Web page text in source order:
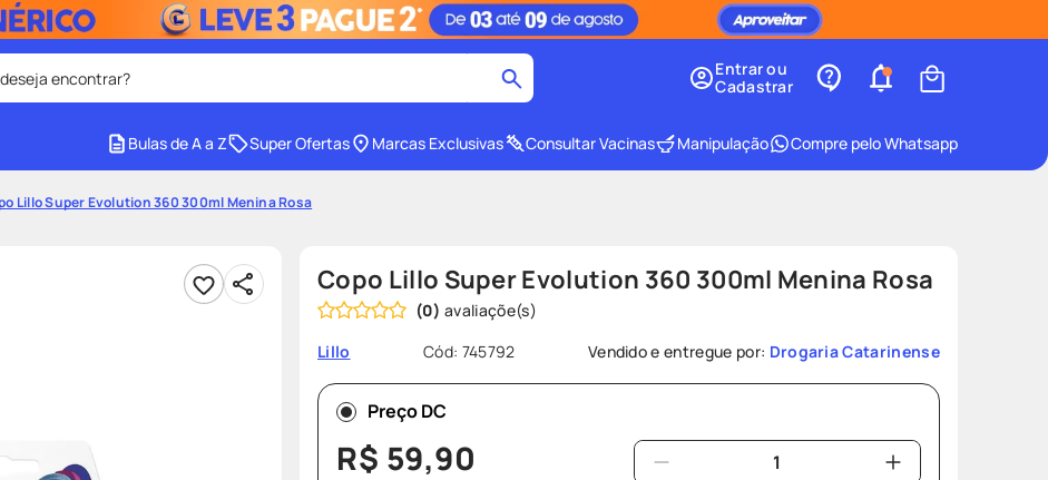
encontrar?
solar facial 4º shampoo
8º protetor solar
teste gravidez
Entrar ou
Cadastrar
Bulas de A a Z Super Ofertas Marcas Exclusivas Consultar Vacinas Manipulação Compre pelo Whatsapp
Lillo Super Evolution 360 300ml Menina Rosa
Copo Lillo Super Evolution 360 300ml Menina Rosa
(0)
Lillo
Cód: 745792 Vendido e entregue por: Drogaria Catarinense
Preço DC
R$ 59,90